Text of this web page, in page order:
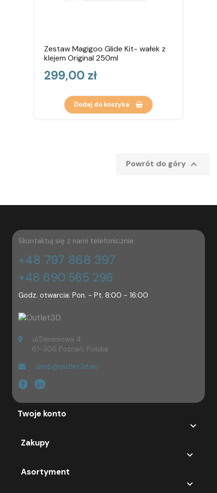
Zestaw Magigoo Glide Kit- wałek z
klejem Original 250ml
Cena
299,00 zł
Dodaj do koszyka
Powrót do góry 
Skontaktuj się z nami telefonicznie
+48 797 868 397
+48 690 565 296
Godz. otwarcia: Pon. - Pt. 8:00 - 16:00
ul.Dereniowa 4
61-306 Poznań, Polska
shop@outlet3d.eu
Twoje konto

Zakupy

Asortyment
